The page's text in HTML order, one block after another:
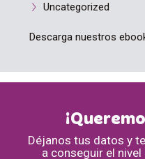
Uncategorized
Descarga nuestros
Déjanos tus datos y
a conseguir el